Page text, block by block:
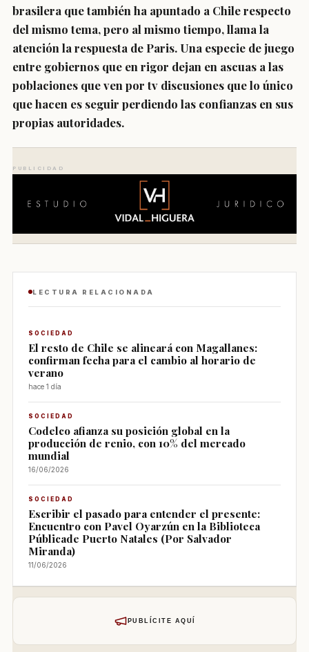
brasilera que también ha apuntado a Chile respecto
del mismo tema, pero al mismo tiempo, llama la
atención la respuesta de Paris. Una especie de juego
entre gobiernos que en rigor dejan en ascuas a las
poblaciones que ven por tv discusiones que lo único
que hacen es seguir perdiendo las confianzas en sus
propias autoridades.
PUBLICIDAD
LECTURA RELACIONADA
SOCIEDAD
El resto de Chile se alineará con Magallanes:
confirman fecha para el cambio al horario de
verano
hace 1 día
SOCIEDAD
Codelco afianza su posición global en la
producción de renio, con 10% del mercado
mundial
16/06/2026
SOCIEDAD
Escribir el pasado para entender el presente:
Encuentro con Pavel Oyarzún en la Biblioteca
Públicade Puerto Natales (Por Salvador
Miranda)
11/06/2026
PUBLÍCITE AQUÍ